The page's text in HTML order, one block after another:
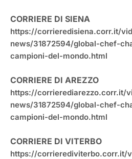
CORRIERE DI SIENA
https://corrieredisiena.corr.it/
news/31872594/global-chef-
campioni-del-mondo.html
CORRIERE DI AREZZO
https://corrierediarezzo.corr.it/
news/31872594/global-chef-
campioni-del-mondo.html
CORRIERE DI VITERBO
https://corrierediviterbo.corr.it/